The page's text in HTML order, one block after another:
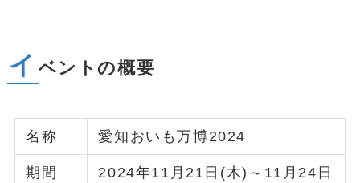
イ ベントの概要
名称 愛知おいも万博2024
期間 2024年11月21日(木)～11月24日